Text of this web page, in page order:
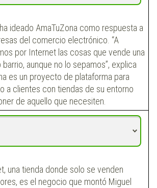
ha ideado AmaTuZona como respuesta a
del comercio electrónico. “A
por Internet las cosas que vende una
aunque no lo sepamos”, explica
es un proyecto de plataforma para
a clientes con tiendas de su entorno
de aquello que necesiten.
una tienda donde solo se venden
es el negocio que montó Miguel